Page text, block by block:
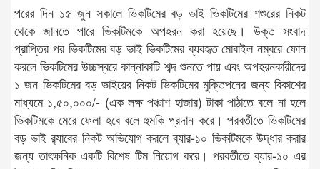
পরের দিন ১৫ জুন সকালে ভিকটিমের বড় ভাই ভিকটিমের শশুরের নিকট
থেকে জানতে পারে ভিকটিমকে অপহরন করা হয়েছে। উক্ত সংবাদ
প্রাপ্তির পর ভিকটিমের বড় ভাই ভিকটিমের ব্যবহৃত মোবাইল নম্বরে ফোন
করলে ভিকটিমের উচ্চস্বরে কান্নাকাটি শব্দ শুনতে পায় এবং অপহরনকারীদের
১ জন ভিকটিমের বড় ভাইয়ের নিকট ভিকটিমের মুক্তিপনের জন্য বিকাশের
মাধ্যমে ১,৫০,০০০/- (এক লক্ষ পঞ্চাশ হাজার) টাকা পাঠাতে বলে না হলে
ভিকটিমকে মেরে ফেলা হবে বলে হুমকি প্রদান করে। পরবর্তীতে ভিকটিমের
বড় ভাই র‌্যাবের নিকট অভিযোগ করলে ব্যার-১০ ভিকটিমকে উদ্ধার করার
জন্য তাৎক্ষনিক একটি বিশেষ টিম নিয়োগ করে। পরবর্তীতে ব্যার-১০ এর